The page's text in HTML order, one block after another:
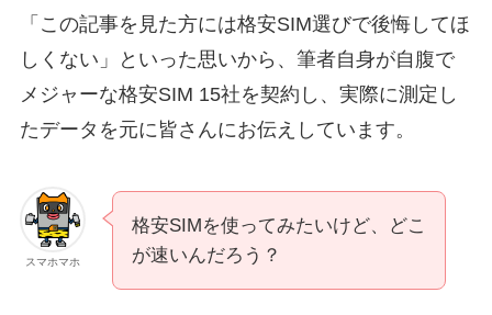
「この記事を見た方には格安SIM選びで後悔してほ
しくない」といった思いから、筆者自身が自腹で
メジャーな格安SIM 15社を契約し、実際に測定し
たデータを元に皆さんにお伝えしています。
スマホマホ
格安SIMを使ってみたいけど、どこ
が速いんだろう？